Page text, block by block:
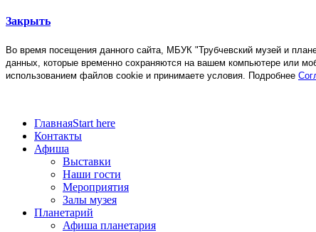
Закрыть
Во время посещения данного сайта, МБУК "Трубчевский музей и
данных, которые временно сохраняются на вашем компьютере или
использованием файлов cookie и принимаете условия. Подробнее
ГлавнаяStart here
Контакты
Афиша
Выставки
Наши гости
Мероприятия
Залы музея
Планетарий
Афиша планетария